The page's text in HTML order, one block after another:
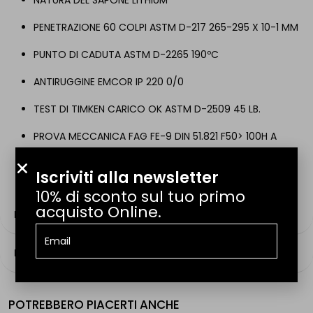
PENETRAZIONE 60 COLPI ASTM D-217 265-295 X 10-1 MM
PUNTO DI CADUTA ASTM D-2265 190ºC
ANTIRUGGINE EMCOR IP 220 0/0
TEST DI TIMKEN CARICO OK ASTM D-2509 45 LB.
PROVA MECCANICA FAG FE-9 DIN 51.821 F50> 100H A
RECENSIONI
4.9
FAQ
HAI ANCORA DOMANDE?
Il nostro team è a tua disposizione dal lunedì al venerdì, dalle 9:00
POTREBBERO PIACERTI ANCHE
Iscriviti alla newsletter
10% di sconto sul tuo primo
acquisto Online.